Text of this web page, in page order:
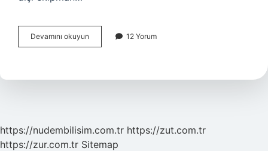
Devamını okuyun
Telefonu
Yazılır
12 Yorum
https://nudembilisim.com.tr https://zut.com.tr
https://zur.com.tr Sitemap